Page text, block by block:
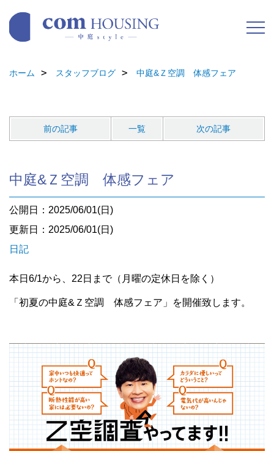
ホーム スタッフブログ 中庭&Ｚ空調 体感フェア
前の記事 一覧 次の記事
中庭&Ｚ空調 体感フェア
公開日：2025/06/01(日)
更新日：2025/06/01(日)
日記
本日6/1から、22日まで（月曜の定休日を除く）
「初夏の中庭&Ｚ空調 体感フェア」を開催致します。